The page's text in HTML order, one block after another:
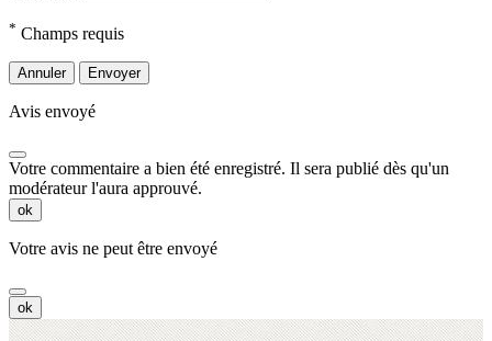
* Champs requis
Annuler Envoyer
Avis envoyé
Votre commentaire a bien été enregistré. Il sera publié dès qu'un
modérateur l'aura approuvé.
ok
Votre avis ne peut être envoyé
ok